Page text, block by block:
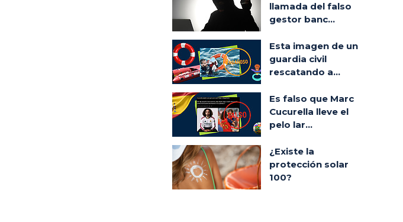
llamada del falso
gestor banc...
Esta imagen de un
guardia civil
rescatando a...
Es falso que Marc
Cucurella lleve el
pelo lar...
¿Existe la
protección solar
100?